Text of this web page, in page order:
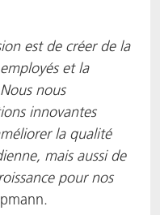
est de créer de la
et la
Nous nous
innovantes
la qualité
mais aussi de
pour nos